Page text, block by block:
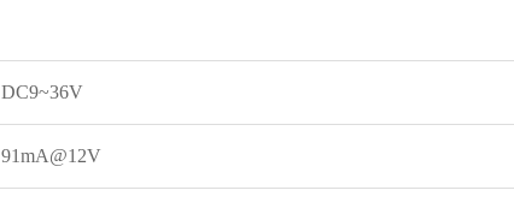
DC9~36V
91mA@12V